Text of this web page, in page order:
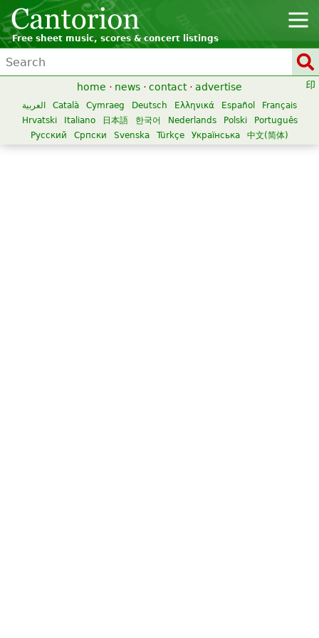
Free sheet music, scores & concert listings
home · news · contact · advertise
العربية Català Cymraeg Deutsch Ελληνικά Español
Français
Hrvatski
Italiano 日本語 한국어 Nederlands Polski
Português
Русский
Српски Svenska Türkçe Українська 中文(简体)